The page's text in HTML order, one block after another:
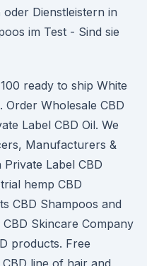
Dienstleistern in
im Test - Sind sie
ready to ship White
Order Wholesale CBD
Label CBD Oil. We
Manufacturers &
Label CBD
hemp CBD
CBD Shampoos and
Skincare Company
products. Free
line of hair and